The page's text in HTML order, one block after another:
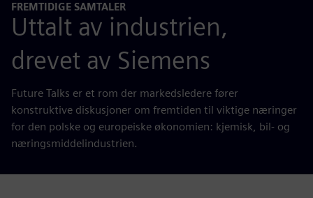
FREMTIDIGE SAMTALER
Uttalt av industrien,
drevet av Siemens
Future Talks er et rom der markedsledere fører
konstruktive diskusjoner om fremtiden til viktige næringer
for den polske og europeiske økonomien: kjemisk, bil- og
næringsmiddelindustrien.